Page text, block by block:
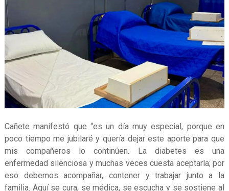
Cañete manifestó que “es un día muy especial, porque en
poco tiempo me jubilaré y quería dejar este aporte para que
mis compañeros lo continúen. La diabetes es una
enfermedad silenciosa y muchas veces cuesta aceptarla; por
eso debemos acompañar, contener y trabajar junto a la
familia. Aquí se cura, se médica, se escucha y se sostiene al